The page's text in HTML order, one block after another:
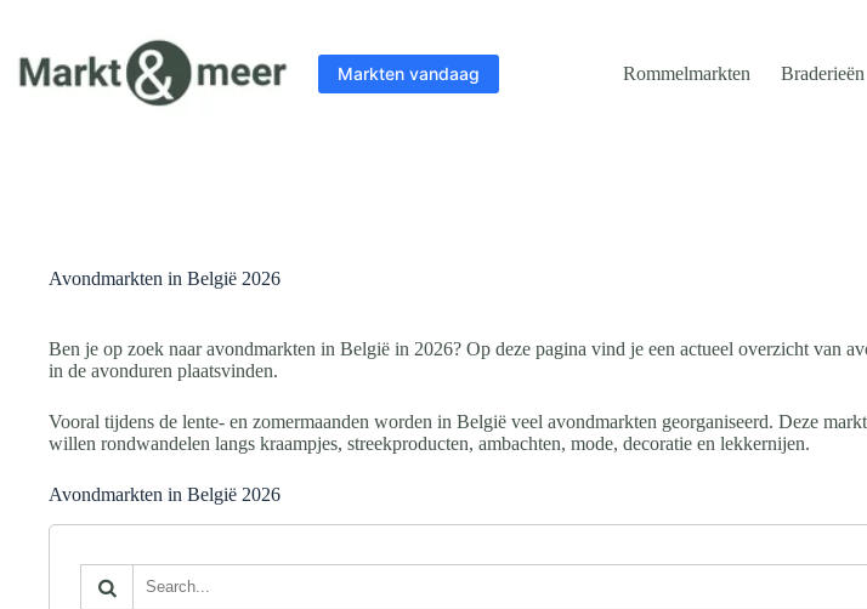
de
inhoud
Markten vandaag Rommelmarkten Braderieën
Avondmarkten in België 2026
Ben je op zoek naar avondmarkten in België in 2026? Op deze pagina vind je een actueel overzicht van
in de avonduren plaatsvinden.
Vooral tijdens de lente- en zomermaanden worden in België veel avondmarkten georganiseerd. Deze
willen rondwandelen langs kraampjes, streekproducten, ambachten, mode, decoratie en lekkernijen.
Avondmarkten in België 2026